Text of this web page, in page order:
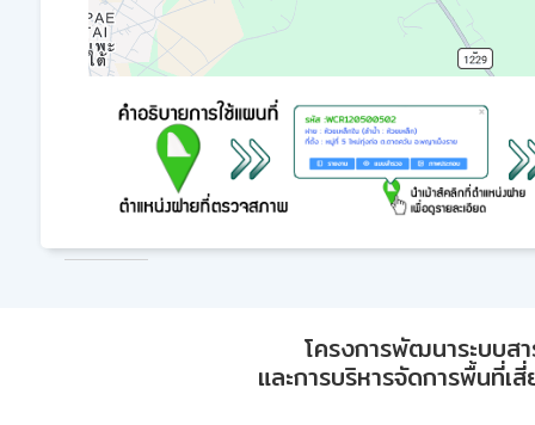
โครงการพัฒนาระบบส
และการบริหารจัดการพื้นที่เ